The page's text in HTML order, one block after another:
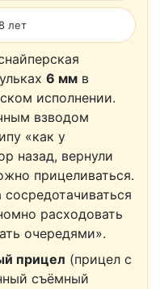
лет
6 мм в
исполнении.
взводом
«как у
назад, вернули
прицеливаться.
расходовать
очередями».
прицел (прицел с
съёмный